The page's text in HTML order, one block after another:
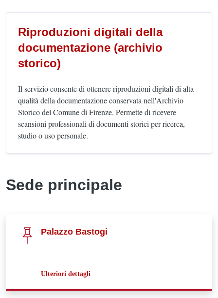
Riproduzioni digitali della
documentazione (archivio
storico)
Il servizio consente di ottenere riproduzioni digitali di alta
qualità della documentazione conservata nell'Archivio
Storico del Comune di Firenze. Permette di ricevere
scansioni professionali di documenti storici per ricerca,
studio o uso personale.
Sede principale
Palazzo Bastogi
Ulteriori dettagli